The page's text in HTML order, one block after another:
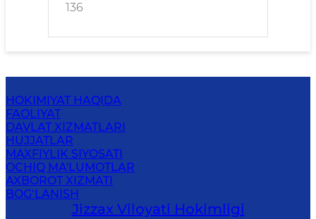
136
HOKIMIYAT HAQIDA
FAOLIYAT
DAVLAT XIZMATLARI
HUJJATLAR
MAXFIYLIK SIYOSATI
OCHIQ MA'LUMOTLAR
AXBOROT XIZMATI
BOG‘LANISH
Jizzах Vilоyati Hоkimligi